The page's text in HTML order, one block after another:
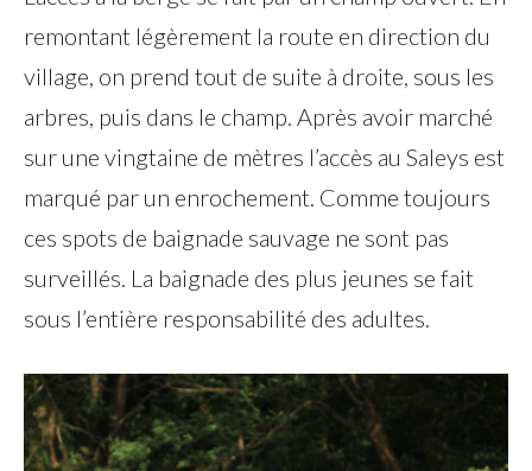
remontant légèrement la route en direction du
village, on prend tout de suite à droite, sous les
arbres, puis dans le champ. Après avoir marché
sur une vingtaine de mètres l’accès au Saleys est
marqué par un enrochement. Comme toujours
ces spots de baignade sauvage ne sont pas
surveillés. La baignade des plus jeunes se fait
sous l’entière responsabilité des adultes.